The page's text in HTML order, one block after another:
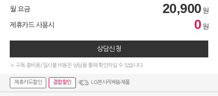
월 요금 20,900 원
제휴카드 사용시 0 원
상담신청
※ 구독 총비용/일시불 비용은 상담을 통해 확인하실 수 있습니다.
제휴카드할인 결합할인 LG본사직배송제품